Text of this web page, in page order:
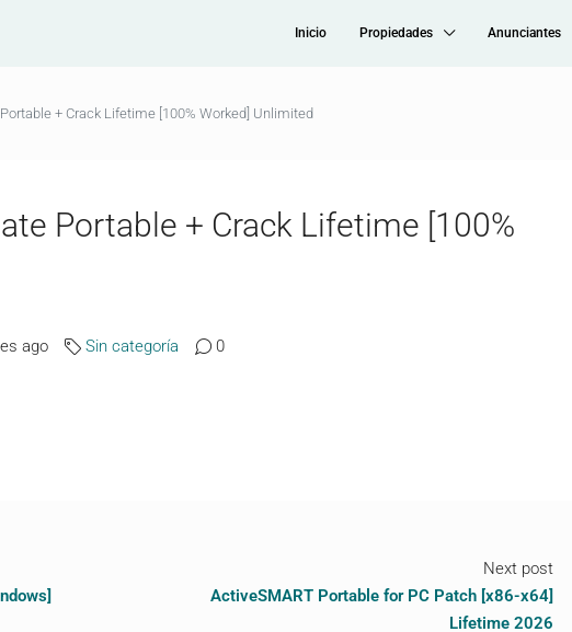
Inicio Propiedades Anunciantes
+ Crack Lifetime [100% Worked] Unlimited
Portable + Crack Lifetime [100%
ago Sin categoría 0
Next post
ActiveSMART Portable for PC Patch [x86-x64]
Lifetime 2026